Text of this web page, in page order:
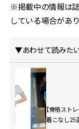
※掲載中の情報は
している場合があり
▼あわせて読みた
【骨格スト
着こなし25